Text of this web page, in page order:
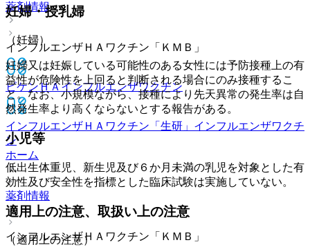
薬剤情報
インフルエンザＨＡワクチン「ＫＭＢ」
ビケンＨＡインフルエンザワクチン
インフルエンザＨＡワクチン「生研」 インフルエンザワクチ
ン
ホーム
薬剤情報
インフルエンザＨＡワクチン「ＫＭＢ」
妊婦・授乳婦
（妊婦）
妊婦又は妊娠している可能性のある女性には予防接種上の有
益性が危険性を上回ると判断される場合にのみ接種するこ
と。なお、小規模ながら、接種により先天異常の発生率は自
然発生率より高くならないとする報告がある。
小児等
低出生体重児、新生児及び６か月未満の乳児を対象とした有
効性及び安全性を指標とした臨床試験は実施していない。
適用上の注意、取扱い上の注意
（適用上の注意）